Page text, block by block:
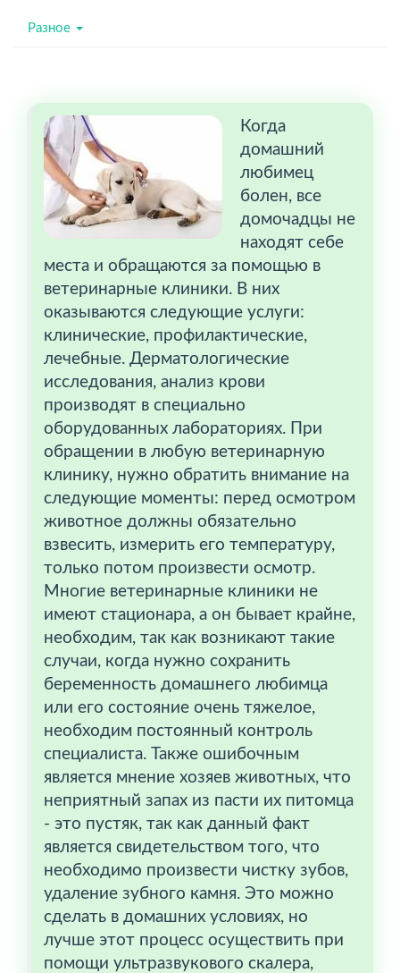
Разное
Когда
домашний
любимец
болен, все
домочадцы не
находят себе
места и обращаются за помощью в
ветеринарные клиники. В них
оказываются следующие услуги:
клинические, профилактические,
лечебные. Дерматологические
исследования, анализ крови
производят в специально
оборудованных лабораториях. При
обращении в любую ветеринарную
клинику, нужно обратить внимание на
следующие моменты: перед осмотром
животное должны обязательно
взвесить, измерить его температуру,
только потом произвести осмотр.
Многие ветеринарные клиники не
имеют стационара, а он бывает крайне,
необходим, так как возникают такие
случаи, когда нужно сохранить
беременность домашнего любимца
или его состояние очень тяжелое,
необходим постоянный контроль
специалиста. Также ошибочным
является мнение хозяев животных, что
неприятный запах из пасти их питомца
- это пустяк, так как данный факт
является свидетельством того, что
необходимо произвести чистку зубов,
удаление зубного камня. Это можно
сделать в домашних условиях, но
лучше этот процесс осуществить при
помощи ультразвукового скалера,